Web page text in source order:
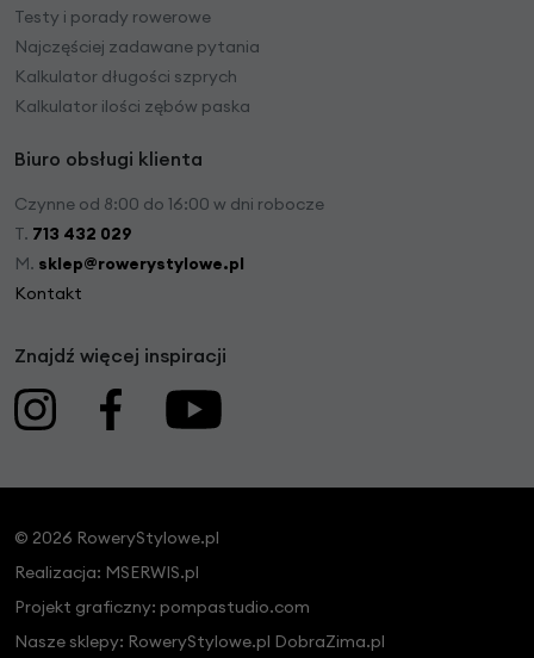
Testy i porady rowerowe
Najczęściej zadawane pytania
Kalkulator długości szprych
Kalkulator ilości zębów paska
Biuro obsługi klienta
Czynne od 8:00 do 16:00 w dni robocze
T. 713 432 029
M. sklep@rowerystylowe.pl
Kontakt
Znajdź więcej inspiracji
© 2026 RoweryStylowe.pl
Realizacja: MSERWIS.pl
Projekt graficzny: pompastudio.com
Nasze sklepy: RoweryStylowe.pl DobraZima.pl